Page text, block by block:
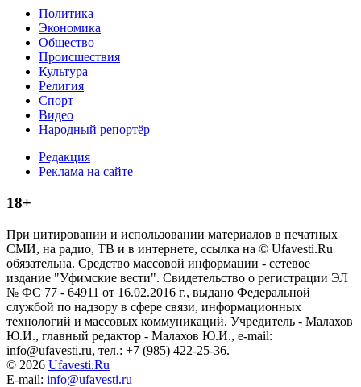
Политика
Экономика
Общество
Происшествия
Культура
Религия
Спорт
Видео
Народный репортёр
Редакция
Реклама на сайте
18+
При цитировании и использовании материалов в печатных
СМИ, на радио, ТВ и в интернете, ссылка на © Ufavesti.Ru
обязательна. Средство массовой информации - сетевое
издание "Уфимские вести". Свидетельство о регистрации ЭЛ
№ ФС 77 - 64911 от 16.02.2016 г., выдано Федеральной
службой по надзору в сфере связи, информационных
технологий и массовых коммуникаций. Учредитель - Малахов
Ю.И., главный редактор - Малахов Ю.И., e-mail:
info@ufavesti.ru, тел.: +7 (985) 422-25-36.
© 2026 Ufavesti.Ru
E-mail: info@ufavesti.ru